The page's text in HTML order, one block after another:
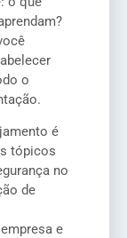
o
é
tópicos
no
de
e